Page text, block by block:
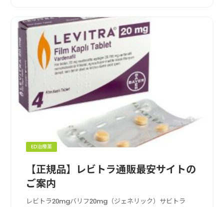
ED治療薬
【正規品】レビトラ通販最安サイトの
ご案内
レビトラ20mgバリフ20mg（ジェネリック）サビトラ